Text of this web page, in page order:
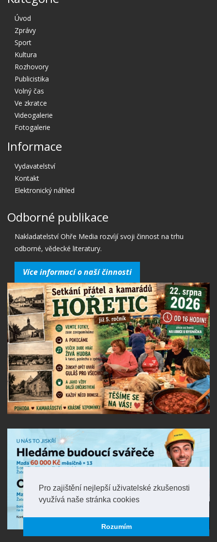
Pro zajištění nejlepší uživatelské zkušenosti
využívá naše stránka cookies
Rozumím
Úvod
Zprávy
Sport
Kultura
Rozhovory
Publicistika
Volný čas
Ve zkratce
Videogalerie
Fotogalerie
Informace
Vydavatelství
Kontakt
Elektronický náhled
Odborné publikace
Nakladatelství Ohře Media rozvíjí svoji činnost na trhu
odborné, vědecké literatury.
Více informací o naší činnosti